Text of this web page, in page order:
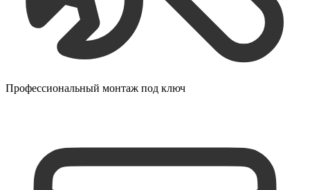
Профессиональный монтаж под ключ